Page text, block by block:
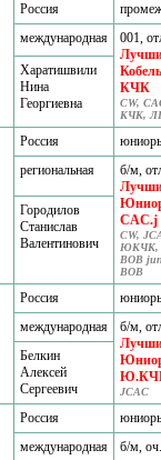
Россия
международная
001,
КЧК
CW,
КЧК,
Харатишвили
Нина
Георгиевна
Россия
региональная
б/м,
CAC.j
CW,
BOB
BOB
Городилов
Станислав
Валентинович
Россия
международная
б/м,
JCAC
Белкин
Алексей
Сергеевич
Россия
международная
б/м,